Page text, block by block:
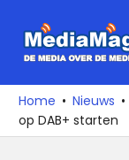
naar
media
over
de
Home Nieuws
op DAB+ starten